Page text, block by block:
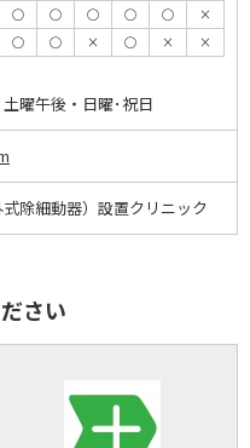
◯ ◯ ◯ ◯ ◯
×
◯ ◯ × ◯ × ×
曜午後・日曜･祝日
除細動器）設置クリニック
さい